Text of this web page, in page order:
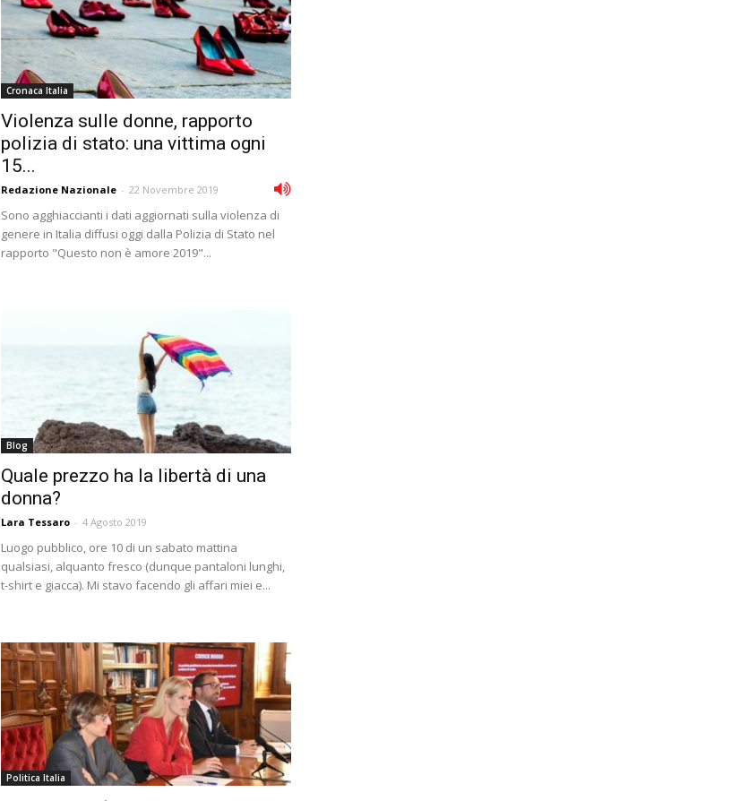
Cronaca Italia
Violenza sulle donne, rapporto
polizia di stato: una vittima ogni
15...
Redazione Nazionale - 22 Novembre 2019
Sono agghiaccianti i dati aggiornati sulla violenza di
genere in Italia diffusi oggi dalla Polizia di Stato nel
rapporto "Questo non è amore 2019"...
Blog
Quale prezzo ha la libertà di una
donna?
Lara Tessaro - 4 Agosto 2019
Luogo pubblico, ore 10 di un sabato mattina
qualsiasi, alquanto fresco (dunque pantaloni lunghi,
t-shirt e giacca). Mi stavo facendo gli affari miei e...
Politica Italia